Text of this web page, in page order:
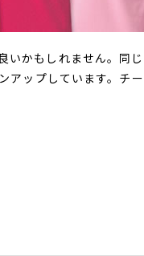
いかもしれません。同
ップしています。チ